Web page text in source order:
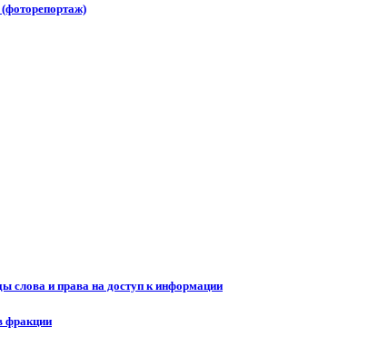
слова и права на доступ к информации
фракции